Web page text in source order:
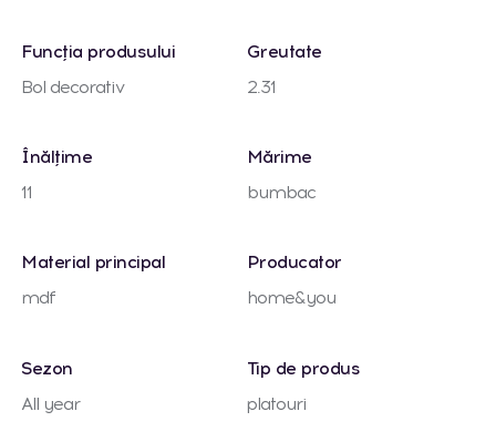
Funcția produsului
Bol decorativ
Greutate
2.31
Înălțime
11
Mărime
bumbac
Material principal
mdf
Producator
home&you
Sezon
All year
Tip de produs
platouri